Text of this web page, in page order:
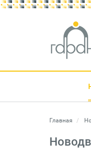
Главная